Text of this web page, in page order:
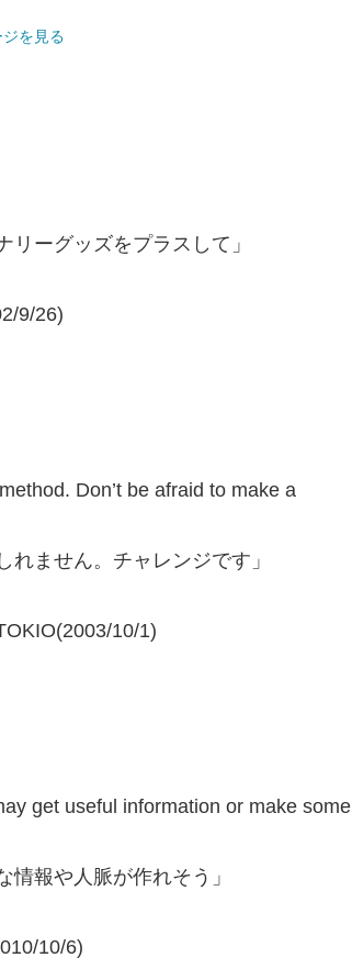
を見る
リーグッズをプラスして」
9/26)
Don’t be afraid to make a
れません。チャレンジです」
10/1)
get useful information or make some
情報や人脈が作れそう」
10/6)